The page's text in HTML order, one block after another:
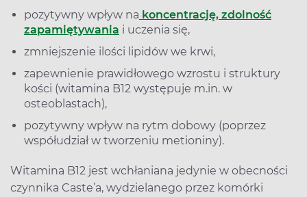
pozytywny wpływ na koncentrację, zdolność
zapamiętywania i uczenia się,
zmniejszenie ilości lipidów we krwi,
zapewnienie prawidłowego wzrostu i struktury
kości (witamina B12 występuje m.in. w
osteoblastach),
pozytywny wpływ na rytm dobowy (poprzez
współudział w tworzeniu metioniny).
Witamina B12 jest wchłaniana jedynie w obecności
czynnika Caste’a, wydzielanego przez komórki